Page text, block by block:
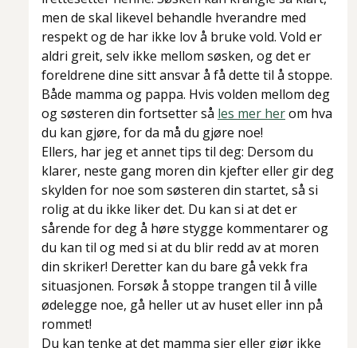
men de skal likevel behandle hverandre med
respekt og de har ikke lov å bruke vold. Vold er
aldri greit, selv ikke mellom søsken, og det er
foreldrene dine sitt ansvar å få dette til å stoppe.
Både mamma og pappa. Hvis volden mellom deg
og søsteren din fortsetter så les mer herom hva
du kan gjøre, for da må du gjøre noe!
Ellers, har jeg et annet tips til deg: Dersom du
klarer, neste gang moren din kjefter eller gir deg
skylden for noe som søsteren din startet, så si
rolig at du ikke liker det. Du kan si at det er
sårende for deg å høre stygge kommentarer og
du kan til og med si at du blir redd av at moren
din skriker! Deretter kan du bare gå vekk fra
situasjonen. Forsøk å stoppe trangen til å ville
ødelegge noe, gå heller ut av huset eller inn på
rommet!
Du kan tenke at det mamma sier eller gjør ikke